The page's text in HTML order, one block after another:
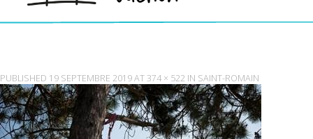
PUBLISHED 19 SEPTEMBRE 2019AT374 × 522 IN SAINT-ROMAIN